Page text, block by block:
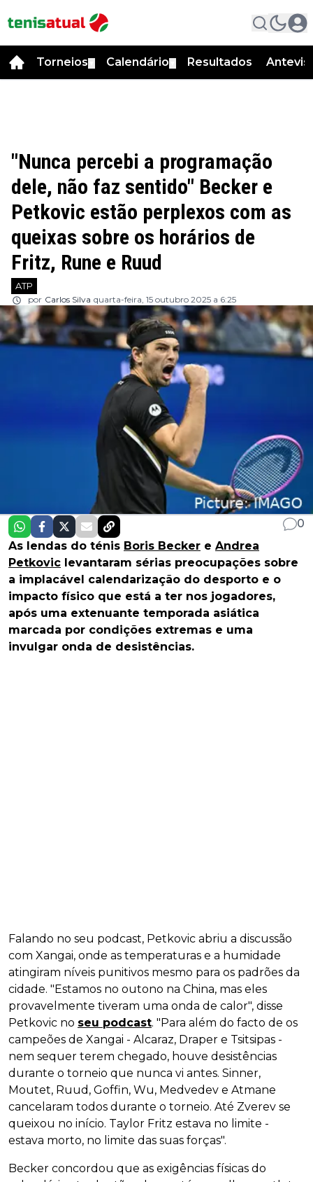
Torneios Calendário Resultados
"Nunca percebi a programação
dele, não faz sentido" Becker e
Petkovic estão perplexos com as
queixas sobre os horários de
Fritz, Rune e Ruud
ATP
por Carlos Silva quarta-feira, 15 outubro 2025 a 6:25
0
As lendas do ténis Boris Becker e Andrea
Petkovic levantaram sérias preocupações sobre
a implacável calendarização do desporto e o
impacto físico que está a ter nos jogadores,
após uma extenuante temporada asiática
marcada por condições extremas e uma
invulgar onda de desistências.
Falando no seu podcast, Petkovic abriu a discussão
com Xangai, onde as temperaturas e a humidade
atingiram níveis punitivos mesmo para os padrões da
cidade. "Estamos no outono na China, mas eles
provavelmente tiveram uma onda de calor", disse
Petkovic no seu podcast. "Para além do facto de os
campeões de Xangai - Alcaraz, Draper e Tsitsipas -
nem sequer terem chegado, houve desistências
durante o torneio que nunca vi antes. Sinner,
Moutet, Ruud, Goffin, Wu, Medvedev e Atmane
cancelaram todos durante o torneio. Até Zverev se
queixou no início. Taylor Fritz estava no limite -
estava morto, no limite das suas forças".
Becker concordou que as exigências físicas do